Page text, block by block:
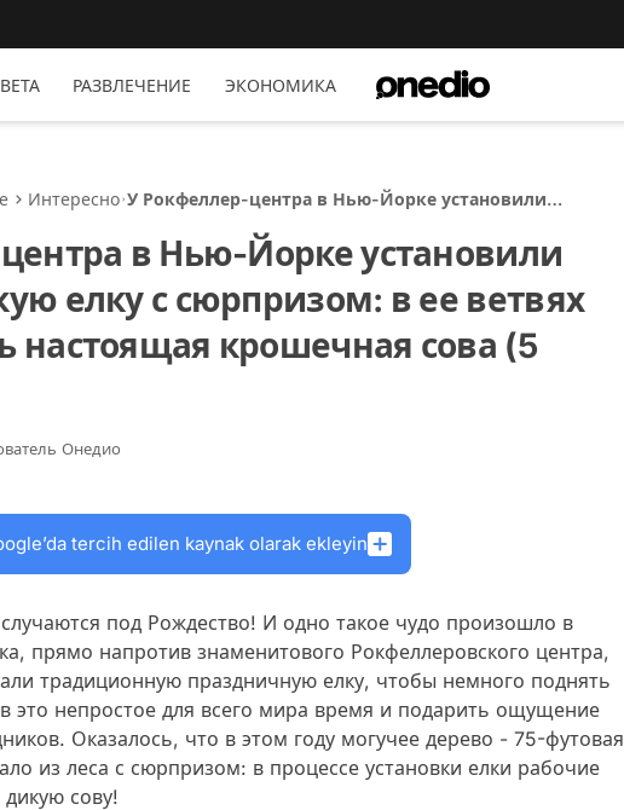
РАЗВЛЕЧЕНИЕ ЭКОНОМИКА
Интересно У Рокфеллер-центра в Нью-Йорке установили
обнаружилась настоящая крошечная сова (5 фото)
в Нью-Йорке установили
елку с сюрпризом: в ее ветвях
настоящая крошечная сова (5
Онедио
tercih edilen kaynak olarak ekleyin
под Рождество! И одно такое чудо произошло в
прямо напротив знаменитового Рокфеллеровского центра,
традиционную праздничную елку, чтобы немного поднять
это непростое для всего мира время и подарить ощущение
Оказалось, что в этом году могучее дерево - 75-футовая
из леса с сюрпризом: в процессе установки елки рабочие
сову!